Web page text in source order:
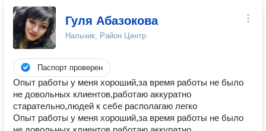
Гуля Абазокова
Нальчик, Район Центр
Паспорт проверен
Опыт работы у меня хороший,за время работы не было
не довольных клиентов,работаю аккуратно
старательно,людей к себе располагаю легко
Опыт работы у меня хороший,за время работы не было